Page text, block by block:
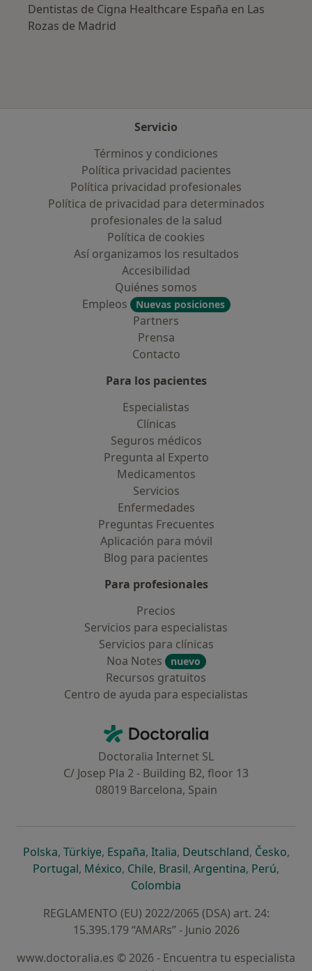
Dentistas de Cigna Healthcare España en Las
Rozas de Madrid
Servicio
Términos y condiciones
Política privacidad pacientes
Política privacidad profesionales
Política de privacidad para determinados
profesionales de la salud
Política de cookies
Así organizamos los resultados
Accesibilidad
Quiénes somos
Empleos
Nuevas posiciones
Partners
Prensa
Contacto
Para los pacientes
Especialistas
Clínicas
Seguros médicos
Pregunta al Experto
Medicamentos
Servicios
Enfermedades
Preguntas Frecuentes
Aplicación para móvil
Blog para pacientes
Para profesionales
Precios
Servicios para especialistas
Servicios para clínicas
Noa Notes
nuevo
Recursos gratuitos
Centro de ayuda para especialistas
Doctoralia - Página de inicio
Doctoralia Internet SL
C/ Josep Pla 2 - Building B2, floor 13
08019 Barcelona, Spain
Polskase abre en una nueva pestaña
, Türkiyese abre en una nueva pestaña
, Españase abre en una nueva pestaña
, Italiase abre en una nueva
, Deutschlandse abre en
, Českose
,
Portugalse abre en una nueva pestaña
, Méxicose abre en una nueva pestaña
, Chilese abre en una nueva pestaña
, Brasilse abre en una nueva
, Argentinase abre en
, Perúse
,
Colombia
REGLAMENTO (EU) 2022/2065 (DSA) art. 24:
15.395.179 “AMARs” - Junio 2026
www.doctoralia.es © 2026 - Encuentra tu especialista